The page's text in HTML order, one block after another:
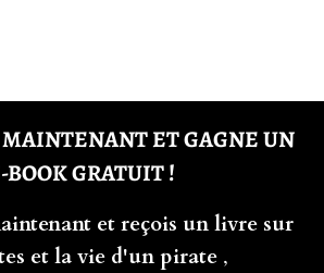
ET GAGNE UN
BOOK GRATUIT !
et reçois un livre sur
et la vie d'un pirate ,